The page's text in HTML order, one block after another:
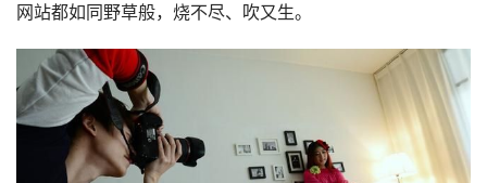
网站都如同野草般，烧不尽、吹又生。